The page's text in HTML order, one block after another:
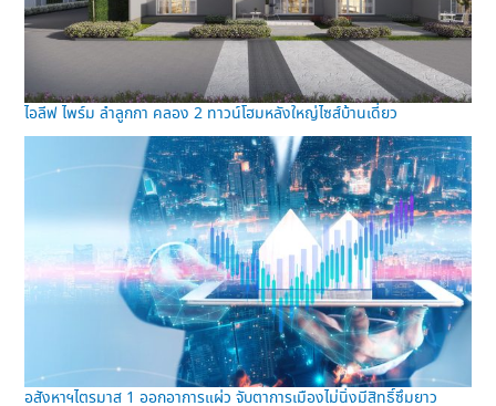
ไอลีฟ ไพร์ม ลำลูกกา คลอง 2 ทาวน์โฮมหลังใหญ่ไซส์บ้านเดี่ยว
อสังหาฯไตรมาส 1 ออกอาการแผ่ว จับตาการเมืองไม่นิ่งมีสิทธิ์ซึมยาว